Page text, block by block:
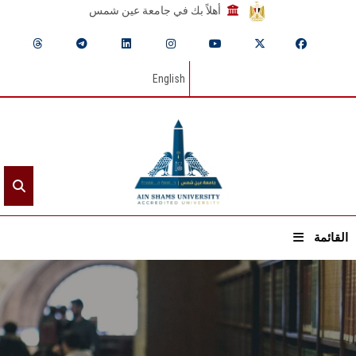
أهلاً بك في جامعة عين شمس
English
القائمة
الرئيسيـة
عن الجامعة